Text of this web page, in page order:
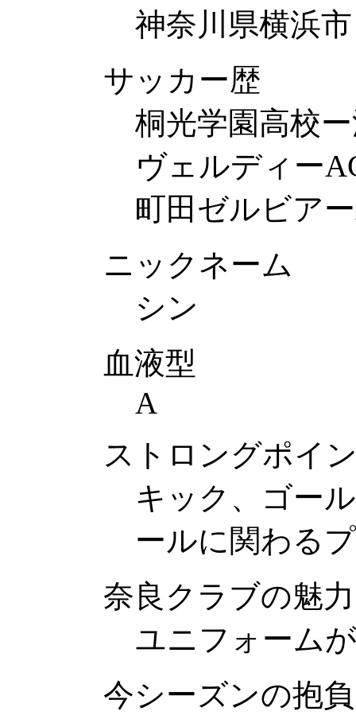
神奈川県横浜市
サッカー歴
桐光学園高校
ヴェルディー
町田ゼルビア
ニックネーム
シン
血液型
A
ストロングポイ
キック、ゴー
ールに関わる
奈良クラブの魅力
ユニフォーム
今シーズンの抱